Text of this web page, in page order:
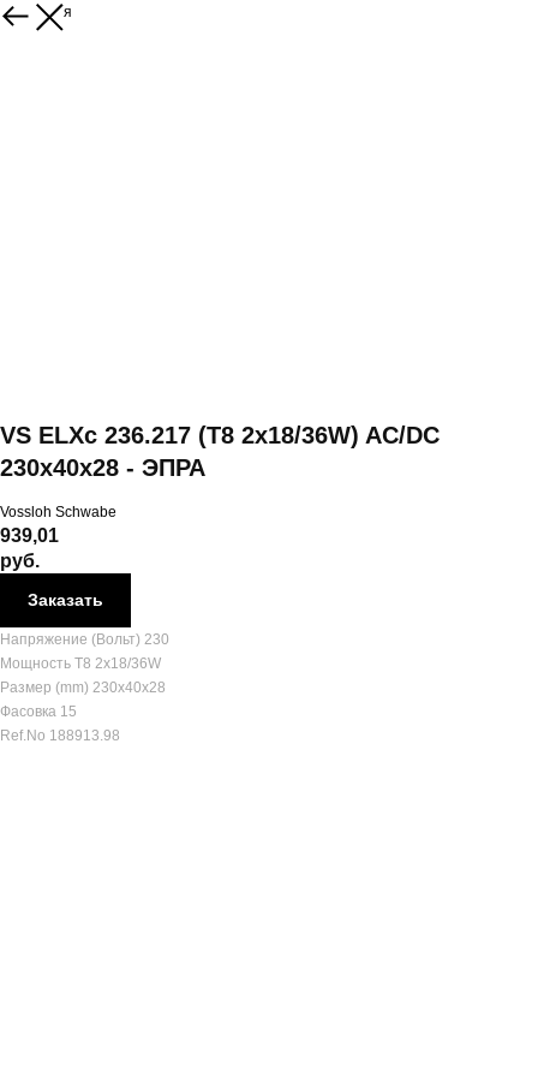
Вернуться
VS ELXc 236.217 (T8 2x18/36W) AC/DC
230x40x28 - ЭПРА
Vossloh Schwabe
939,01
руб.
Заказать
Напряжение (Вольт) 230
Мощность T8 2x18/36W
Размер (mm) 230x40x28
Фасовка 15
Ref.No 188913.98